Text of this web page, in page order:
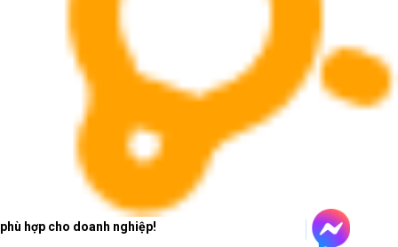
phù hợp cho doanh nghiệp!